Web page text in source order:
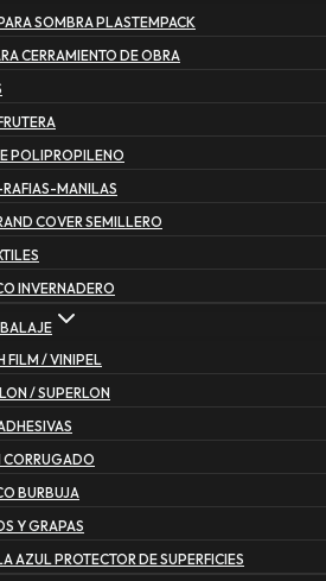
SOMBRA PLASTEMPACK
CERRAMIENTO DE OBRA
POLIPROPILENO
MANILAS
COVER SEMILLERO
INVERNADERO
FILM / VINIPEL
/ SUPERLON
CORRUGADO
BURBUJA
Y GRAPAS
AZUL PROTECTOR DE SUPERFICIES